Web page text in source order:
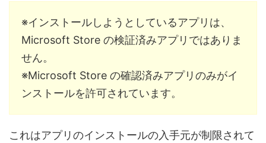
※インストールしようとしているアプリは、
Microsoft Store の検証済みアプリではありま
せん。
※Microsoft Store の確認済みアプリのみがイ
ンストールを許可されています。
これはアプリのインストールの入手元が制限されて